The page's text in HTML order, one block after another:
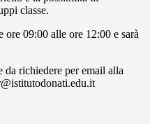
classe.
09:00 alle ore 12:00 e sarà
da richiedere per email alla